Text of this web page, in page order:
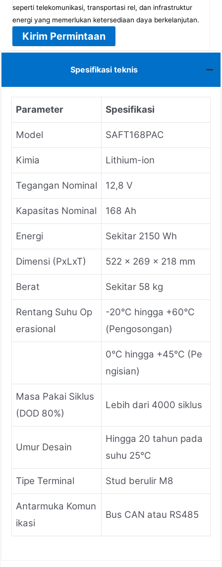
seperti telekomunikasi, transportasi rel, dan infrastruktur
energi yang memerlukan ketersediaan daya berkelanjutan.
Kirim Permintaan
Spesifikasi teknis
Parameter Spesifikasi
Model SAFT168PAC
Kimia Lithium-ion
Tegangan Nominal 12,8 V
Kapasitas Nominal 168 Ah
Energi Sekitar 2150 Wh
Dimensi (PxLxT) 522 x 269 x 218 mm
Berat Sekitar 58 kg
Rentang Suhu Op
erasional
-20°C hingga +60°C
(Pengosongan)
0°C hingga +45°C (Pe
ngisian)
Masa Pakai Siklus
(DOD 80%)
Lebih dari 4000 siklus
Umur Desain
Hingga 20 tahun pada
suhu 25°C
Tipe Terminal Stud berulir M8
Antarmuka Komun
ikasi
Bus CAN atau RS485